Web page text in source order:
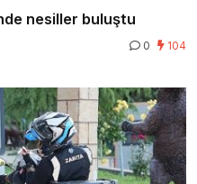
nesiller buluştu
0 104